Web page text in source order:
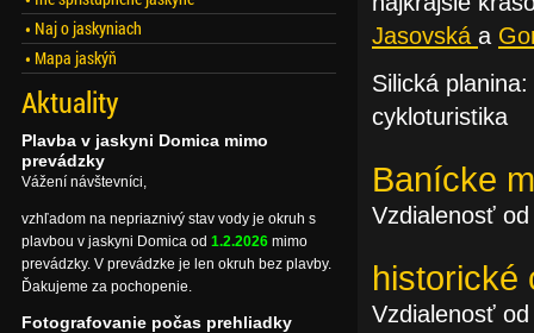
Jasovská a
Silická
cykloturistika
Banícke
Vzdialenosť
historické
Vzdialenosť
Naj o jaskyniach
Mapa jaskýň
Aktuality
Plavba v jaskyni Domica mimo
prevádzky
Vážení návštevníci,
vzhľadom na nepriaznivý stav vody je okruh s
plavbou v jaskyni Domica od 1.2.2026 mimo
prevádzky. V prevádzke je len okruh bez plavby.
Ďakujeme za pochopenie.
Fotografovanie počas prehliadky